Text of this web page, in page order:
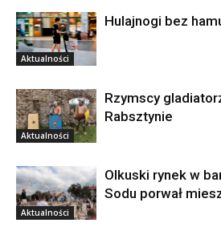
Aktualności
Hulajnogi bez
Aktualności
Rzymscy
Rabsztynie
Aktualności
Olkuski rynek w
Sodu porwał